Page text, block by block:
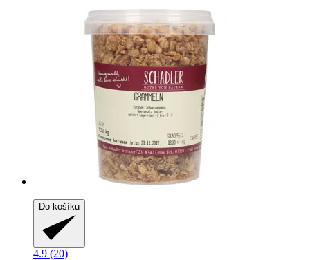
Do košíku
4.9 (20)